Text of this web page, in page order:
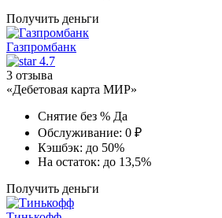
Получить деньги
Газпромбанк
4.7
3 отзыва
«Дебетовая карта МИР»
Снятие без % Да
Обслуживание: 0 ₽
Кэшбэк: до 50%
На остаток: до 13,5%
Получить деньги